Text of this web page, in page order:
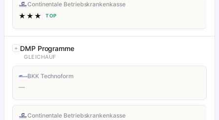
Continentale Betriebskrankenkasse
★★★ TOP
DMP Programme
GLEICHAUF
BKK Technoform
—
Continentale Betriebskrankenkasse